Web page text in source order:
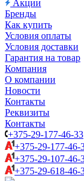
Акции
Бренды
Как купить
Условия оплаты
Условия доставки
Гарантия на товар
Компания
О компании
Новости
Контакты
Реквизиты
Контакты
+375-29-177-46-33
+375-29-177-46-
+375-29-107-46-
+375-29-618-46-